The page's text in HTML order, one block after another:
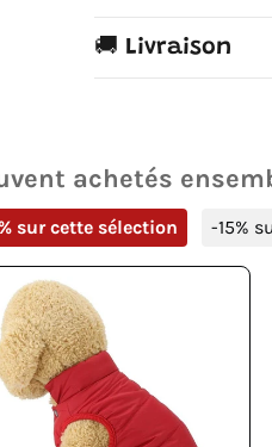
🚚 Livraison
achetés
sur cette sélection -15%